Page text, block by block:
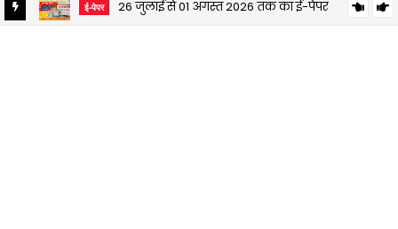
ई-पेपर 19 जुलाई से 25 जुलाई 2026 तक का ई-पेपर